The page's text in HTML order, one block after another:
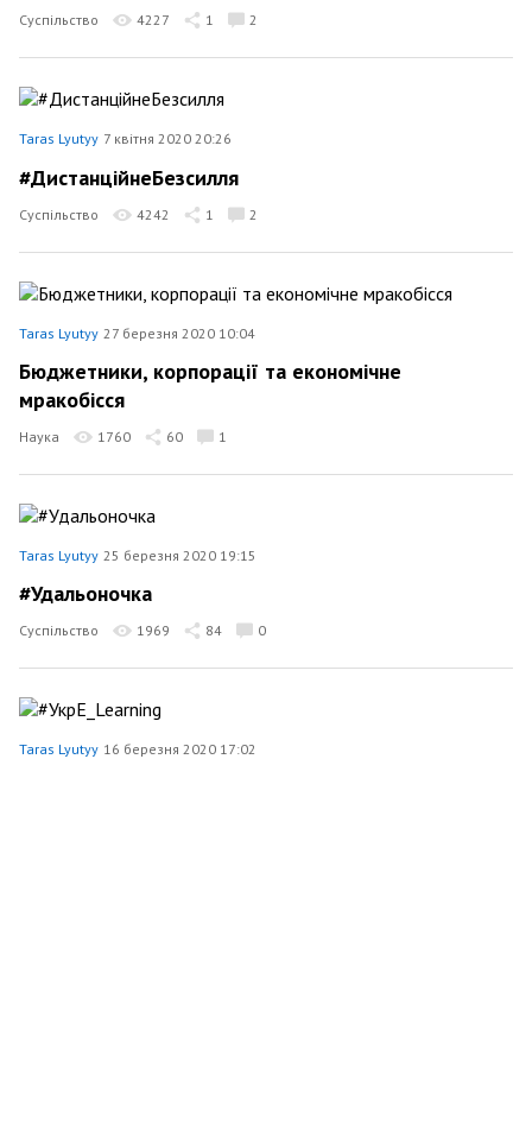
Суспільство 4227 1 2
Taras Lyutyy 7 квітня 2020 20:26
#ДистанційнеБезсилля
Суспільство 4242 1 2
Taras Lyutyy 27 березня 2020 10:04
Бюджетники, корпорації та економічне
мракобісся
Наука 1760 60 1
Taras Lyutyy 25 березня 2020 19:15
#Удальоночка
Суспільство 1969 84 0
Taras Lyutyy 16 березня 2020 17:02